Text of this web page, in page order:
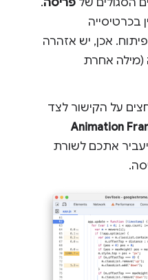
הסגולים של פריסה.
בכרטיסייה
אכן, יש אזהרה
(מילה אחרת
על הקישור לצד
Animation
אתכם לשורת